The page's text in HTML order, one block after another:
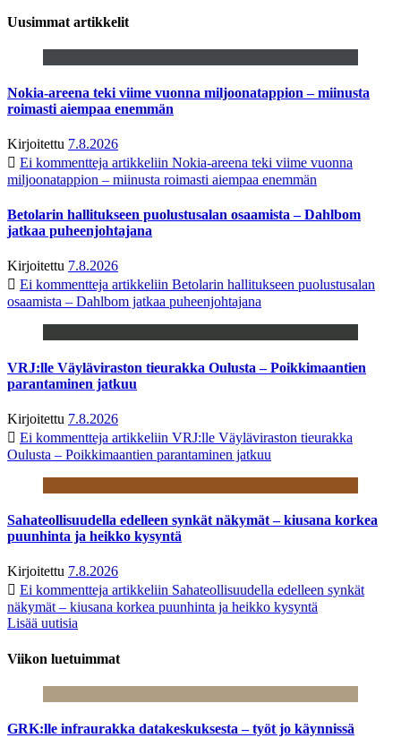
Uusimmat artikkelit
Nokia-areena teki viime vuonna miljoonatappion – miinusta
roimasti aiempaa enemmän
Kirjoitettu 7.8.2026
Ei kommentteja artikkeliin Nokia-areena teki viime vuonna
miljoonatappion – miinusta roimasti aiempaa enemmän
Betolarin hallitukseen puolustusalan osaamista – Dahlbom
jatkaa puheenjohtajana
Kirjoitettu 7.8.2026
Ei kommentteja artikkeliin Betolarin hallitukseen puolustusalan
osaamista – Dahlbom jatkaa puheenjohtajana
VRJ:lle Väyläviraston tieurakka Oulusta – Poikkimaantien
parantaminen jatkuu
Kirjoitettu 7.8.2026
Ei kommentteja artikkeliin VRJ:lle Väyläviraston tieurakka
Oulusta – Poikkimaantien parantaminen jatkuu
Sahateollisuudella edelleen synkät näkymät – kiusana korkea
puunhinta ja heikko kysyntä
Kirjoitettu 7.8.2026
Ei kommentteja artikkeliin Sahateollisuudella edelleen synkät
näkymät – kiusana korkea puunhinta ja heikko kysyntä
Lisää uutisia
Viikon luetuimmat
GRK:lle infraurakka datakeskuksesta – työt jo käynnissä